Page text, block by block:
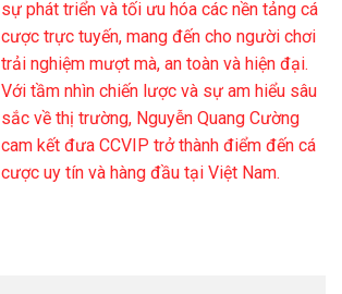
sự phát triển và tối ưu hóa các nền tảng cá
cược trực tuyến, mang đến cho người chơi
trải nghiệm mượt mà, an toàn và hiện đại.
Với tầm nhìn chiến lược và sự am hiểu sâu
sắc về thị trường, Nguyễn Quang Cường
cam kết đưa CCVIP trở thành điểm đến cá
cược uy tín và hàng đầu tại Việt Nam.